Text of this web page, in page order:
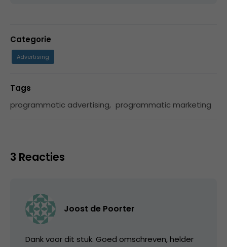
Categorie
Advertising
Tags
programmatic advertising, programmatic marketing
3 Reacties
Joost de Poorter
Dank voor dit stuk. Goed omschreven, helder